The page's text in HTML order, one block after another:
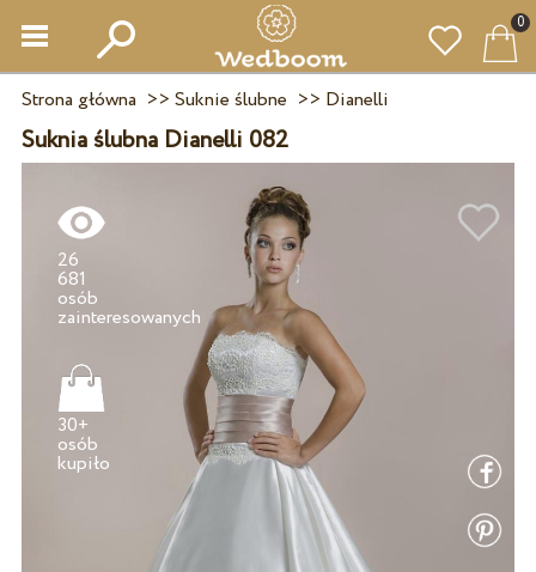
0
Strona główna >> Suknie ślubne >> Dianelli
Suknia ślubna Dianelli 082
26
681
osób
30+
osób